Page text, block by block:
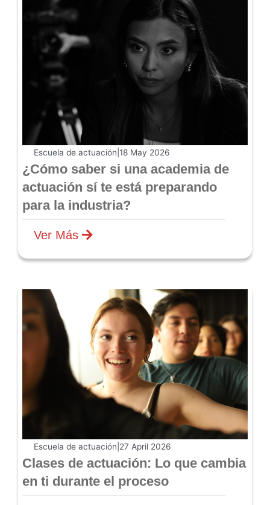
Escuela de actuación 18 May 2026
¿Cómo saber si una academia de
actuación sí te está preparando
para la industria?
Ver Más
Escuela de actuación 27 April 2026
Clases de actuación: Lo que cambia
en ti durante el proceso